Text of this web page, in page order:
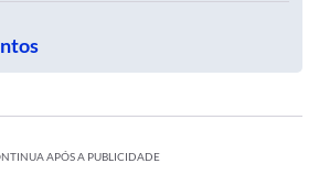
APÓS A PUBLICIDADE